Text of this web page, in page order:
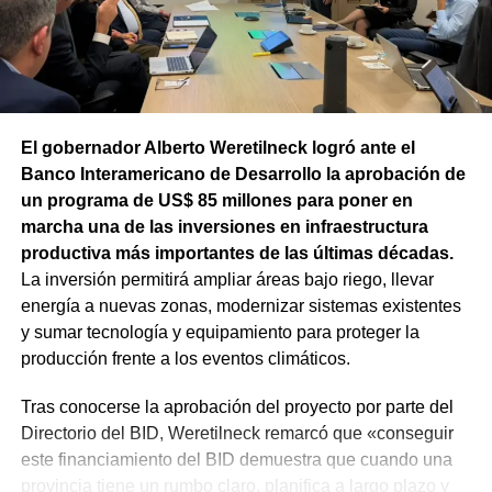
transitabilidad.
El gobernador Alberto Weretilneck logró ante el
Banco Interamericano de Desarrollo la aprobación de
un programa de US$ 85 millones para poner en
marcha una de las inversiones en infraestructura
productiva más importantes de las últimas décadas.
La inversión permitirá ampliar áreas bajo riego, llevar
energía a nuevas zonas, modernizar sistemas existentes
y sumar tecnología y equipamiento para proteger la
producción frente a los eventos climáticos.
Tras conocerse la aprobación del proyecto por parte del
Directorio del BID, Weretilneck remarcó que «conseguir
este financiamiento del BID demuestra que cuando una
provincia tiene un rumbo claro, planifica a largo plazo y